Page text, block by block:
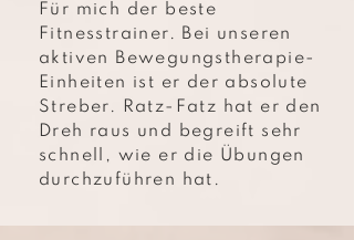
Für mich der beste
Fitnesstrainer. Bei unseren
aktiven Bewegungstherapie-
Einheiten ist er der absolute
Streber. Ratz-Fatz hat er den
Dreh raus und begreift sehr
schnell, wie er die Übungen
durchzuführen hat.